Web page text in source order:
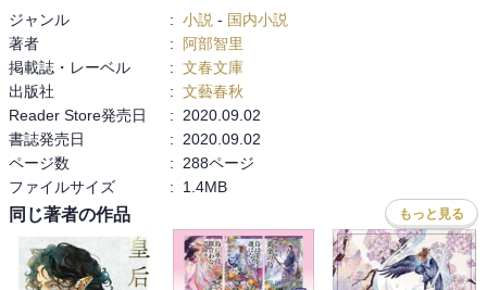
『まつばちりて』
こちらは完全に独立した短編。
これまでの八咫烏の物語の登場人物ではない世界。女郎宿で生まれ
た男嫌いの娘は、やがて書にのめりこむ。男として宮中に上がる。
ある日、「忍熊」（おしくま）と署名された美しい文字に出会う。
『ふゆきにおもう』
雪哉の出生にまつわる物語。北領・垂氷郷の郷長の下の息子二人が
行方不明になる。
ジャンル : 小説 - 国内小説
著者
:
阿部智里
掲載誌・レーベル
: 文春文庫
出版社
: 文藝春秋
Reader Store発売日
:
2020.09.02
書誌発売日
:
2020.09.02
ページ数
:
288ページ
ファイルサイズ
: 1.4MB
同じ著者の作品 もっと見る